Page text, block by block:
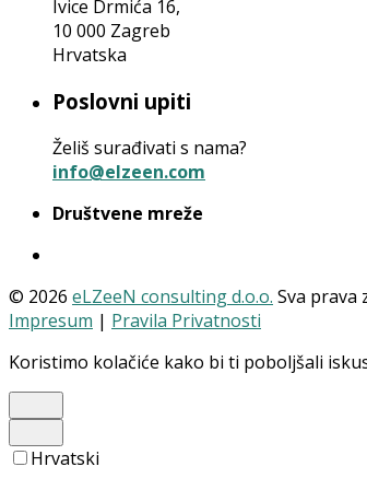
Ivice Drmića 16,
10 000 Zagreb
Hrvatska
Poslovni upiti
Želiš surađivati s nama?
info@elzeen.com
Društvene mreže
© 2026 eLZeeN consulting d.o.o. Sva prava
Impresum | Pravila Privatnosti
Koristimo kolačiće kako bi ti poboljšali
Hrvatski